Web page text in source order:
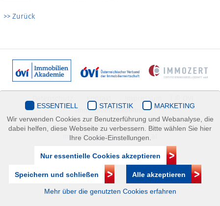
>> Zurück
Immobilienakademie
Mariahilfer Straße 116/2.OG/2 1070 Wien | +43(1)505 32 50 |
immobilienakademie@ovi.at
ESSENTIELL STATISTIK
MARKETING
Wir verwenden Cookies zur Benutzerführung und Webanalyse, die
dabei helfen, diese Webseite zu verbessern. Bitte wählen Sie hier
Ihre Cookie-Einstellungen.
Nur essentielle Cookies akzeptieren
Speichern und schließen Alle akzeptieren
Mehr über die genutzten Cookies erfahren